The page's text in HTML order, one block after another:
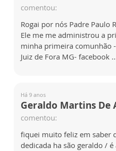
comentou:
Rogai por nós Padre Paulo
Ele me me administrou a
minha primeira comunhão
Juiz de Fora MG- facebook
Há 9 anos
Geraldo Martins De
comentou:
fiquei muito feliz em saber
dedicada ha são geraldo /